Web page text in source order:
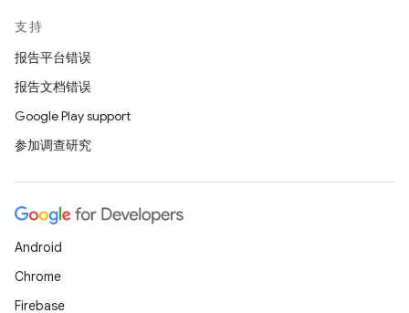
支持
报告平台错误
报告文档错误
Google Play support
参加调查研究
Android
Chrome
Firebase